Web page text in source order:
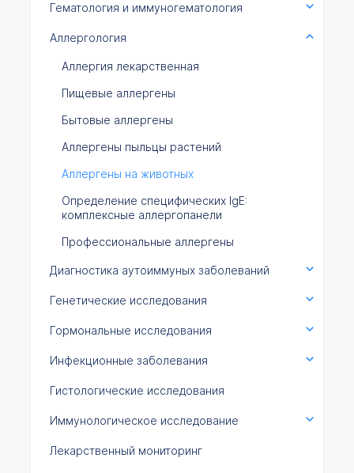
Гематология и иммуногематология
Аллергология
Аллергия лекарственная
Пищевые аллергены
Бытовые аллергены
Аллергены пыльцы растений
Аллергены на животных
Определение специфических IgE:
комплексные аллергопанели
Профессиональные аллергены
Диагностика аутоиммуных заболеваний
Генетические исследования
Гормональные исследования
Инфекционные заболевания
Гистологические исследования
Иммунологическое исследование
Лекарственный мониторинг